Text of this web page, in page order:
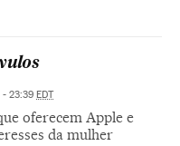
- 23:39 EDT
oferecem Apple e
da mulher